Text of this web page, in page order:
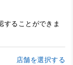
することができま
店舗を選択する